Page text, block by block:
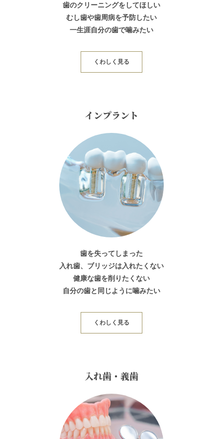
歯のクリーニングをしてほしい
むし歯や歯周病を予防したい
一生涯自分の歯で噛みたい
くわしく見る
インプラント
歯を失ってしまった
入れ歯、ブリッジは入れたくない
健康な歯を削りたくない
自分の歯と同じように噛みたい
くわしく見る
入れ歯・義歯